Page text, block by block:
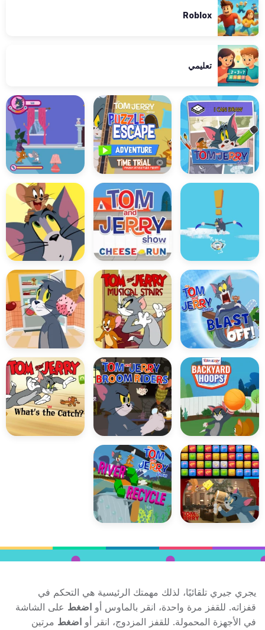
Roblox
تعليمي
يجري جيري تلقائيًا، لذلك مهمتك الرئيسية هي التحكم في
قفزاته. للقفز مرة واحدة، انقر بالماوس أو اضغط على الشاشة
في الأجهزة المحمولة. للقفز المزدوج، انقر أو اضغط مرتين